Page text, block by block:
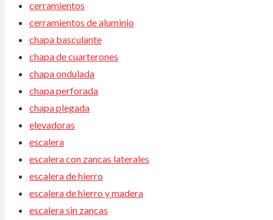
cerramientos
cerramientos de aluminio
chapa basculante
chapa de cuarterones
chapa ondulada
chapa perforada
chapa plegada
elevadoras
escalera
escalera con zancas laterales
escalera de hierro
escalera de hierro y madera
escalera sin zancas